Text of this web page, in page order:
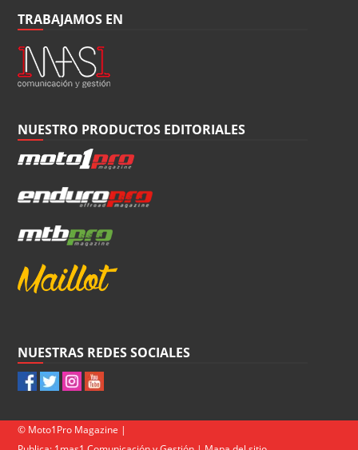
TRABAJAMOS EN
NUESTRO PRODUCTOS EDITORIALES
NUESTRAS REDES SOCIALES
© Moto1Pro Magazine |